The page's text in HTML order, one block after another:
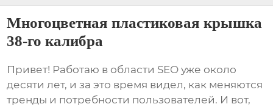
Многоцветная пластиковая крышка
38-го калибра
Привет! Работаю в области SEO уже около
десяти лет, и за это время видел, как меняются
тренды и потребности пользователей. И вот,